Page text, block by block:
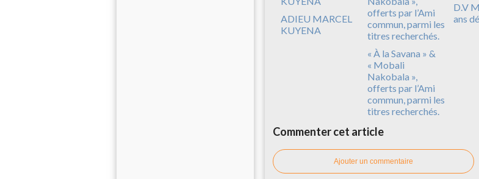
ADIEU MARCEL
KUYENA
« À la Savana » &
« Mobali
Nakobala »,
offerts par l’Ami
commun, parmi les
titres recherchés.
D.V
ans
Commenter cet article
Ajouter un commentaire